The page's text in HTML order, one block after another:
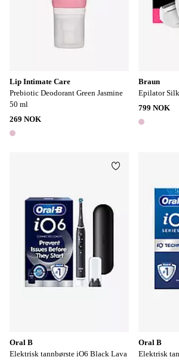
Lip Intimate Care
Prebiotic Deodorant Green Jasmine
50 ml
269 NOK
1 farge
Braun
Epilator
799 NOK
1 farge
Oral B
Elektrisk tannbørste iO6 Black Lava
Legg til
Oral B
Elektrisk